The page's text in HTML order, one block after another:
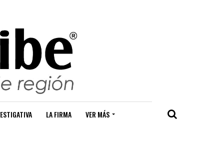
LA FIRMA VER MÁS